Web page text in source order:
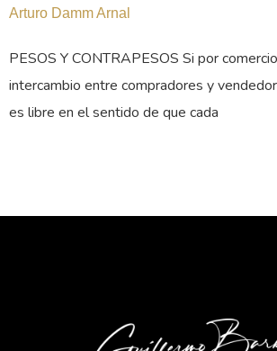
Arturo Damm Arnal
PESOS Y CONTRAPESOS Si por
intercambio entre compradores y
es libre en el sentido de que cada